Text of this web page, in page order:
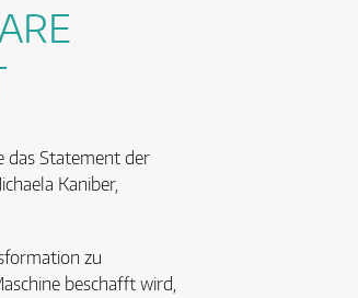
das Statement der
Kaniber,
zu
beschafft wird,